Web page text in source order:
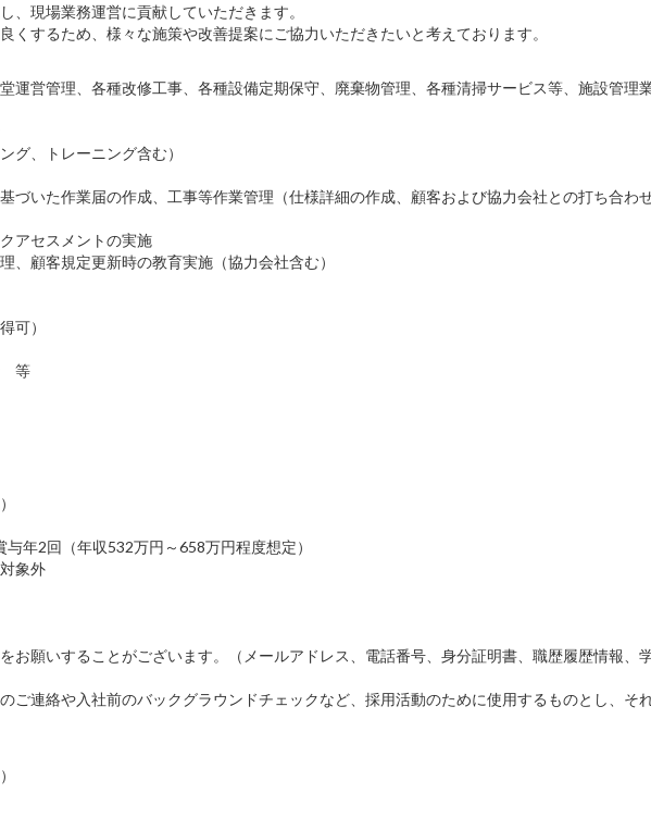
、現場業務運営に貢献していただきます。
くするため、様々な施策や改善提案にご協力いただきたいと考えております。
運営管理、各種改修工事、各種設備定期保守、廃棄物管理、各種清掃サービス等、施設管理
グ、トレーニング含む）
づいた作業届の作成、工事等作業管理（仕様詳細の作成、顧客および協力会社との打ち合わ
アセスメントの実施
、顧客規定更新時の教育実施（協力会社含む）
可）
等
年2回（年収532万円～658万円程度想定）
象外
お願いすることがございます。（メールアドレス、電話番号、身分証明書、職歴履歴情報、
ご連絡や入社前のバックグラウンドチェックなど、採用活動のために使用するものとし、そ